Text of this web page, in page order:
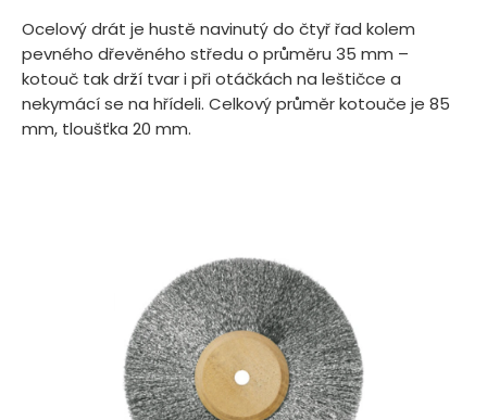
Ocelový drát je hustě navinutý do čtyř řad kolem
pevného dřevěného středu o průměru 35 mm –
kotouč tak drží tvar i při otáčkách na leštičce a
nekymácí se na hřídeli. Celkový průměr kotouče je 85
mm, tloušťka 20 mm.